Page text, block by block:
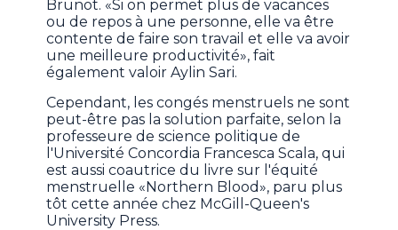
Brunot. «Si on permet plus de vacances
ou de repos à une personne, elle va être
contente de faire son travail et elle va avoir
une meilleure productivité», fait
également valoir Aylin Sari.
Cependant, les congés menstruels ne sont
peut-être pas la solution parfaite, selon la
professeure de science politique de
l'Université Concordia Francesca Scala, qui
est aussi coautrice du livre sur l'équité
menstruelle «Northern Blood», paru plus
tôt cette année chez McGill-Queen's
University Press.